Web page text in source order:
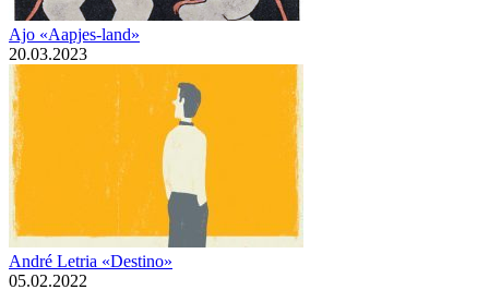
Ajo «Aapjes-land»
20.03.2023
André Letria «Destino»
05.02.2022